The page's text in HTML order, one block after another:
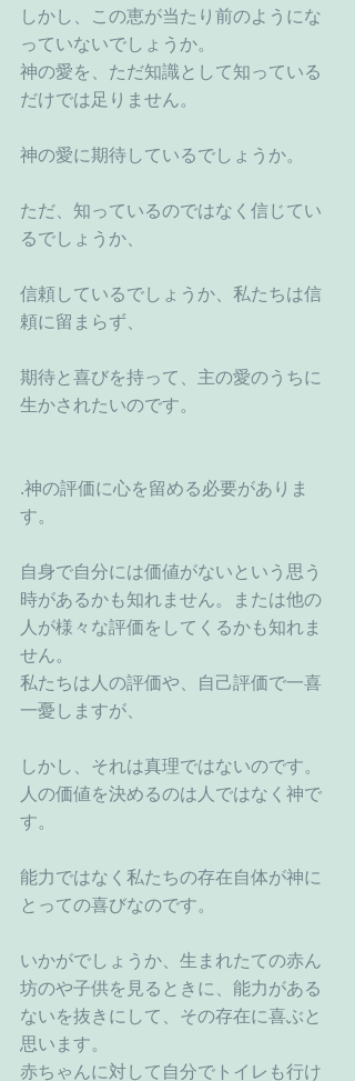
しかし、この恵が当たり前のようにな
っていないでしょうか。
神の愛を、ただ知識として知っている
だけでは足りません。
神の愛に期待しているでしょうか。
ただ、知っているのではなく信じてい
るでしょうか、
信頼しているでしょうか、私たちは信
頼に留まらず、
期待と喜びを持って、主の愛のうちに
生かされたいのです。
.神の評価に心を留める必要がありま
す。
自身で自分には価値がないという思う
時があるかも知れません。または他の
人が様々な評価をしてくるかも知れま
せん。
私たちは人の評価や、自己評価で一喜
一憂しますが、
しかし、それは真理ではないのです。
人の価値を決めるのは人ではなく神で
す。
能力ではなく私たちの存在自体が神に
とっての喜びなのです。
いかがでしょうか、生まれたての赤ん
坊のや子供を見るときに、能力がある
ないを抜きにして、その存在に喜ぶと
思います。
赤ちゃんに対して自分でトイレも行け